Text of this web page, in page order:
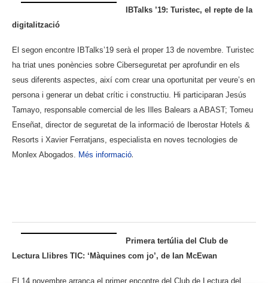
IBTalks ’19: Turistec, el repte de la
digitalització
El segon encontre IBTalks’19 serà el proper 13 de novembre. Turistec
ha triat unes ponències sobre Ciberseguretat per aprofundir en els
seus diferents aspectes, així com crear una oportunitat per veure’s en
persona i generar un debat crític i constructiu. Hi participaran Jesús
Tamayo, responsable comercial de les Illes Balears a ABAST; Tomeu
Enseñat, director de seguretat de la informació de Iberostar Hotels &
Resorts i Xavier Ferratjans, especialista en noves tecnologies de
Monlex Abogados. Més informació.
Primera tertúlia del Club de
Lectura Llibres TIC: ‘Màquines com jo’, de Ian McEwan
El 14 novembre arranca el primer encontre del Club de Lectura del